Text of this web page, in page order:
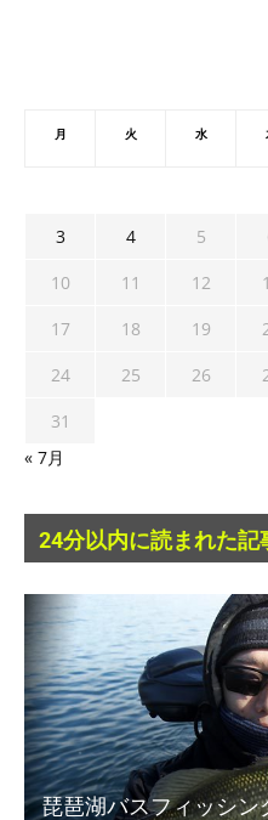
月 火 水
3
4 5
10
11 12
17
18 19
24
25 26
31
« 7月
24分以内に読まれた記
琵琶湖バスフィッシ